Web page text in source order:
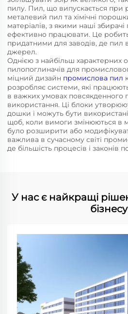
пилу. Пил, що випускається при
металевий пил та хімічні
матеріалів, з якими наші
ефективно працювати. Це
придатними для заводів, де пил
джерел.
Однією з найбільш характерних
пилопоглиначів для
міцний дизайн промислова пил
розробляє системи, які
в важких умовах повсякденного
використання. Ці блоки
дошки і можуть бути
щоб, коли вимоги змінюються в
було розширити або
важлива в сучасному світі
де більшість процесів і законів
У нас є найкращі
бізнесу